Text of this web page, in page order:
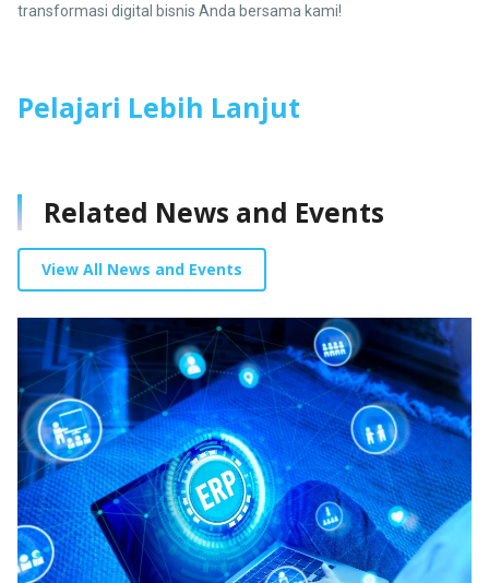
transformasi digital bisnis Anda bersama kami!
Pelajari Lebih Lanjut
Related News and Events
View All News and Events